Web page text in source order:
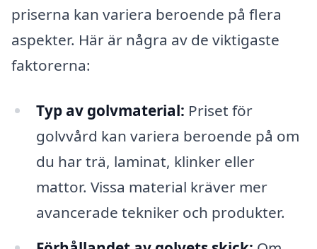
priserna kan variera beroende på flera
aspekter. Här är några av de viktigaste
faktorerna:
Typ av golvmaterial: Priset för
golvvård kan variera beroende på om
du har trä, laminat, klinker eller
mattor. Vissa material kräver mer
avancerade tekniker och produkter.